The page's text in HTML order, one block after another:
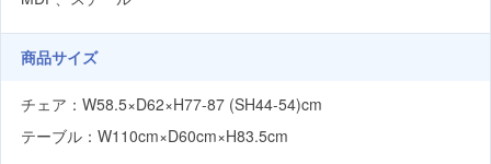
商品サイズ
チェア：W58.5×D62×H77-87 (SH44-54)cm
テーブル：W110cm×D60cm×H83.5cm